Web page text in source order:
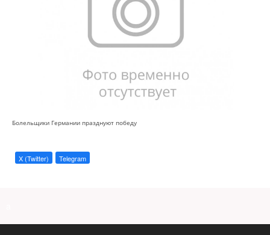
Болельщики Германии празднуют победу
X (Twitter) Telegram